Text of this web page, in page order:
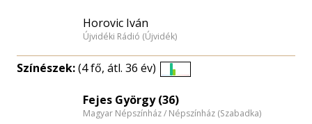
Horovic Iván
Újvidéki Rádió (Újvidék)
Színészek:(4 fő, átl. 36 év)
eloszlás
nagyítása
Fejes György (36)
Magyar Népszínház / Népszínház (Szabadka)